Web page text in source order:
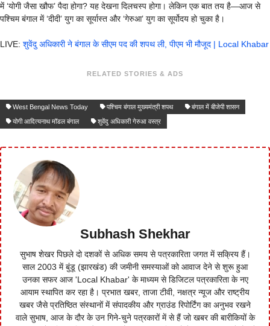
में ‘योगी जैसा खौफ’ पैदा होगा? यह देखना दिलचस्प होगा। लेकिन एक बात तय है—आज से
पश्चिम बंगाल में ‘दीदी’ युग का सूर्यास्त और ‘गेरुआ’ युग का सूर्योदय हो चुका है।
LIVE: शुवेंदु अधिकारी ने बंगाल के सीएम पद की शपथ ली, पीएम भी मौजूद | Local Khabar
RELATED STORIES & ADS
West Bengal News Today पश्चिम बंगाल मुख्यमंत्री शपथ
बंगाल में बीजेपी शासन
योगी आदित्यनाथ मॉडल बंगाल
शुवेंदु अधिकारी गेरुआ वस्त्र
Subhash Shekhar
सुभाष शेखर पिछले दो दशकों से अधिक समय से पत्रकारिता जगत में सक्रिय हैं।
साल 2003 में बुंडू (झारखंड) की जमीनी समस्याओं को आवाज देने से शुरू हुआ
उनका सफर आज 'Local Khabar' के माध्यम से डिजिटल पत्रकारिता के नए
आयाम स्थापित कर रहा है। प्रभात खबर, ताजा टीवी, नक्षत्र न्यूज और राष्ट्रीय
खबर जैसे प्रतिष्ठित संस्थानों में संपादकीय और ग्राउंड रिपोर्टिंग का अनुभव रखने
वाले सुभाष, आज के दौर के उन गिने-चुने पत्रकारों में से हैं जो खबर की बारीकियों के